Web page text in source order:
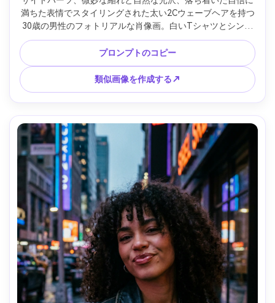
満ちた表情でスタイリングされた太い2Cウェーブヘアを持つ
30歳の男性のフォトリアルな肖像画。白いTシャツとシンプ
ルな時計の上にチャコールブレザーを着ています。モダンな
オフィスの背景がかすかにぼやけています。拡散窓光;Canon
R5、50mm f/1.8、クリーンボケ。ミッドクローズフレーミン
グ、ストレートオン構成。編集トーン、リアルな肌の毛穴、
高ディテール、シャープな焦点 --ar 4:5
プロンプトのコピー
類似画像を作成する↗